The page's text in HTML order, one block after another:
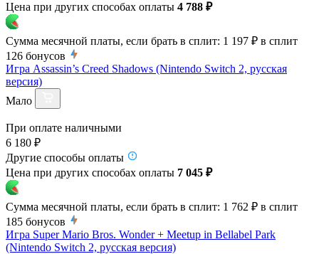
Цена при других способах оплаты 4 788 ₽
Сумма месячной платы, если брать в сплит: 1 197 ₽ в сплит
126 бонусов
Игра Assassin’s Creed Shadows (Nintendo Switch 2, русская
версия)
Мало
При оплате наличными
6 180 ₽
Другие способы оплаты
Цена при других способах оплаты 7 045 ₽
Сумма месячной платы, если брать в сплит: 1 762 ₽ в сплит
185 бонусов
Игра Super Mario Bros. Wonder + Meetup in Bellabel Park
(Nintendo Switch 2, русская версия)